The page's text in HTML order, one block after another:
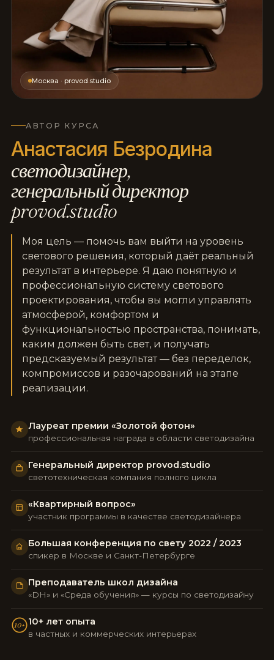
Москва · provod.studio
АВТОР КУРСА
Анастасия Безродина
светодизайнер,
генеральный директор
provod.studio
Моя цель — помочь вам выйти на уровень
светового решения, который даёт реальный
результат в интерьере. Я даю понятную и
профессиональную систему светового
проектирования, чтобы вы могли управлять
атмосферой, комфортом и
функциональностью пространства, понимать,
каким должен быть свет, и получать
предсказуемый результат — без переделок,
компромиссов и разочарований на этапе
реализации.
Лауреат премии «Золотой фотон»
профессиональная награда в области светодизайна
Генеральный директор provod.studio
светотехническая компания полного цикла
«Квартирный вопрос»
участник программы в качестве светодизайнера
Большая конференция по свету 2022 / 2023
спикер в Москве и Санкт-Петербурге
Преподаватель школ дизайна
«DH» и «Среда обучения» — курсы по светодизайну
10+ 10+ лет опыта
в частных и коммерческих интерьерах